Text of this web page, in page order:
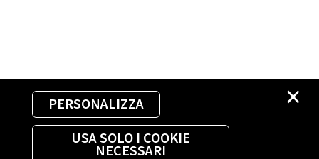
×
PERSONALIZZA
USA SOLO I COOKIE
NECESSARI